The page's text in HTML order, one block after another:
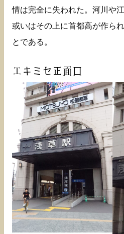
情は完全に失われた。河川や
或いはその上に首都高が作ら
とである。
エキミセ正面口